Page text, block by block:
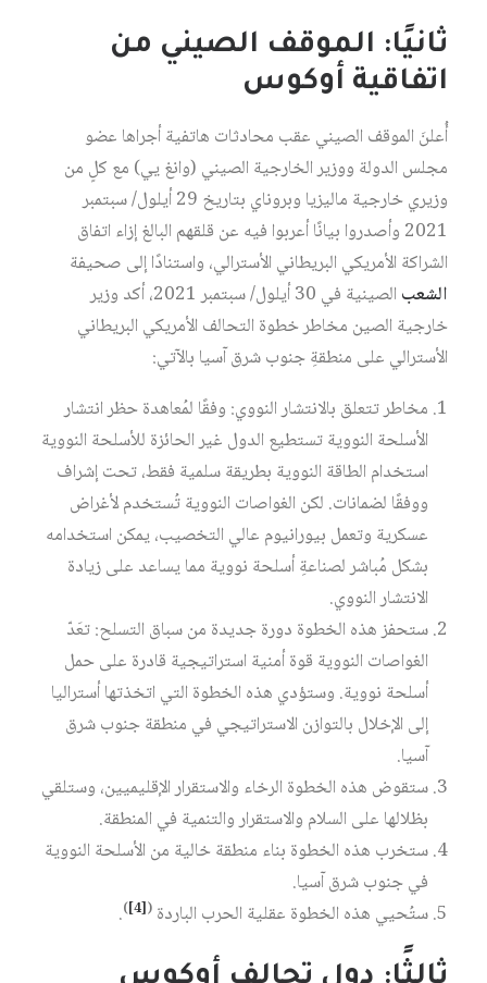
ثانيًا: الموقف الصيني من
اتفاقية أوكوس
أُعلنَ الموقف الصيني عقب محادثات هاتفية أجراها عضو
مجلس الدولة ووزير الخارجية الصيني (وانغ يي) مع كلٍ من
وزيري خارجية ماليزيا وبروناي بتاريخ 29 أيلول/ سبتمبر
2021 وأصدروا بيانًا أعربوا فيه عن قلقهم البالغ إزاء اتفاق
الشراكة الأمريكي البريطاني الأسترالي، واستنادًا إلى صحيفة
الشعب
الصينية في 30 أيلول/ سبتمبر 2021، أكد وزير
خارجية الصين مخاطر خطوة التحالف الأمريكي البريطاني
الأسترالي على منطقةِ جنوب شرق آسيا بالآتي:
مخاطر تتعلق بالانتشار النووي: وفقًا لمُعاهدة حظر انتشار
الأسلحة النووية تستطيع الدول غير الحائزة للأسلحة النووية
استخدام الطاقة النووية بطريقة سلمية فقط، تحت إشراف
ووفقًا لضمانات. لكن الغواصات النووية تُستخدم لأغراض
عسكرية وتعمل بيورانيوم عالي التخصيب، يمكن استخدامه
بشكل مُباشر لصناعةِ أسلحة نووية مما يساعد على زيادة
الانتشار النووي.
ستحفز هذه الخطوة دورة جديدة من سباق التسلح: تعَدّ
الغواصات النووية قوة أمنية استراتيجية قادرة على حمل
أسلحة نووية. وستؤدي هذه الخطوة التي اتخذتها أستراليا
إلى الإخلال بالتوازن الاستراتيجي في منطقة جنوب شرق
آسيا.
ستقوض هذه الخطوة الرخاء والاستقرار الإقليميين، وستلقي
بظلالها على السلام والاستقرار والتنمية في المنطقة.
ستخرب هذه الخطوة بناء منطقة خالية من الأسلحة النووية
في جنوب شرق آسيا.
ستُحيي هذه الخطوة عقلية الحرب الباردة (
[4]
)
.